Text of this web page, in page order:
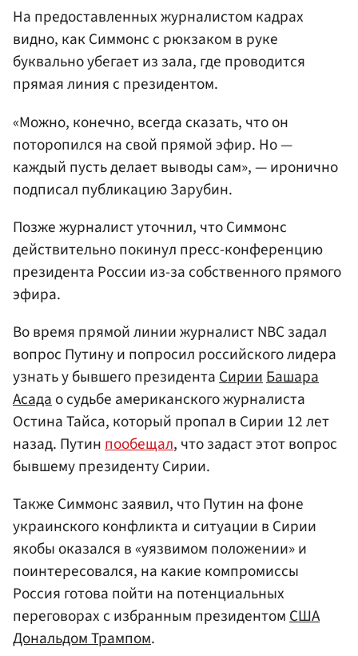
На предоставленных журналистом кадрах
видно, как Симмонс с рюкзаком в руке
буквально убегает из зала, где проводится
прямая линия с президентом.
«Можно, конечно, всегда сказать, что он
поторопился на свой прямой эфир. Но —
каждый пусть делает выводы сам», — иронично
подписал публикацию Зарубин.
Позже журналист уточнил, что Симмонс
действительно покинул пресс-конференцию
президента России из-за собственного прямого
эфира.
Во время прямой линии журналист NBC задал
вопрос Путину и попросил российского лидера
узнать у бывшего президентаСирииБашара
Асадао судьбе американского журналиста
Остина Тайса, который пропал в Сирии 12 лет
назад. Путинпообещал, что задаст этот вопрос
бывшему президенту Сирии.
Также Симмонс заявил, что Путин на фоне
украинского конфликта и ситуации в Сирии
якобы оказался в «уязвимом положении» и
поинтересовался, на какие компромиссы
Россия готова пойти на потенциальных
переговорах с избранным президентомСША
Дональдом Трампом.